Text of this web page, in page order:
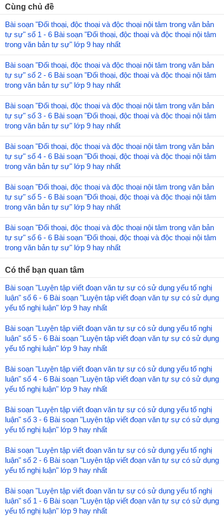
Cùng chủ đề
Bài soạn "Đối thoại, độc thoại và độc thoại nội tâm trong văn bản
tự sự" số 1 - 6 Bài soạn "Đối thoại, độc thoại và độc thoại nội tâm
trong văn bản tự sự" lớp 9 hay nhất
Bài soạn "Đối thoại, độc thoại và độc thoại nội tâm trong văn bản
tự sự" số 2 - 6 Bài soạn "Đối thoại, độc thoại và độc thoại nội tâm
trong văn bản tự sự" lớp 9 hay nhất
Bài soạn "Đối thoại, độc thoại và độc thoại nội tâm trong văn bản
tự sự" số 3 - 6 Bài soạn "Đối thoại, độc thoại và độc thoại nội tâm
trong văn bản tự sự" lớp 9 hay nhất
Bài soạn "Đối thoại, độc thoại và độc thoại nội tâm trong văn bản
tự sự" số 4 - 6 Bài soạn "Đối thoại, độc thoại và độc thoại nội tâm
trong văn bản tự sự" lớp 9 hay nhất
Bài soạn "Đối thoại, độc thoại và độc thoại nội tâm trong văn bản
tự sự" số 5 - 6 Bài soạn "Đối thoại, độc thoại và độc thoại nội tâm
trong văn bản tự sự" lớp 9 hay nhất
Bài soạn "Đối thoại, độc thoại và độc thoại nội tâm trong văn bản
tự sự" số 6 - 6 Bài soạn "Đối thoại, độc thoại và độc thoại nội tâm
trong văn bản tự sự" lớp 9 hay nhất
Có thể bạn quan tâm
Bài soạn "Luyện tập viết đoạn văn tự sự có sử dụng yếu tố nghị
luận" số 6 - 6 Bài soạn "Luyện tập viết đoạn văn tự sự có sử dụng
yếu tố nghị luận" lớp 9 hay nhất
Bài soạn "Luyện tập viết đoạn văn tự sự có sử dụng yếu tố nghị
luận" số 5 - 6 Bài soạn "Luyện tập viết đoạn văn tự sự có sử dụng
yếu tố nghị luận" lớp 9 hay nhất
Bài soạn "Luyện tập viết đoạn văn tự sự có sử dụng yếu tố nghị
luận" số 4 - 6 Bài soạn "Luyện tập viết đoạn văn tự sự có sử dụng
yếu tố nghị luận" lớp 9 hay nhất
Bài soạn "Luyện tập viết đoạn văn tự sự có sử dụng yếu tố nghị
luận" số 3 - 6 Bài soạn "Luyện tập viết đoạn văn tự sự có sử dụng
yếu tố nghị luận" lớp 9 hay nhất
Bài soạn "Luyện tập viết đoạn văn tự sự có sử dụng yếu tố nghị
luận" số 2 - 6 Bài soạn "Luyện tập viết đoạn văn tự sự có sử dụng
yếu tố nghị luận" lớp 9 hay nhất
Bài soạn "Luyện tập viết đoạn văn tự sự có sử dụng yếu tố nghị
luận" số 1 - 6 Bài soạn "Luyện tập viết đoạn văn tự sự có sử dụng
yếu tố nghị luận" lớp 9 hay nhất